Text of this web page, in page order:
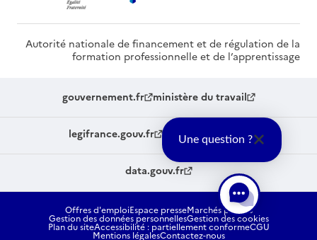
Autorité nationale de financement et de régulation de la
formation professionnelle et de l’apprentissage
gouvernement.fr ministère du travail
legifrance.gouv.fr service-public.fr
data.gouv.fr
Offres d'emploiEspace presseMarchés publics
Gestion des données personnellesGestion des cookies
Plan du siteAccessibilité : partiellement conformeCGU
Mentions légalesContactez-nous
Une question ?